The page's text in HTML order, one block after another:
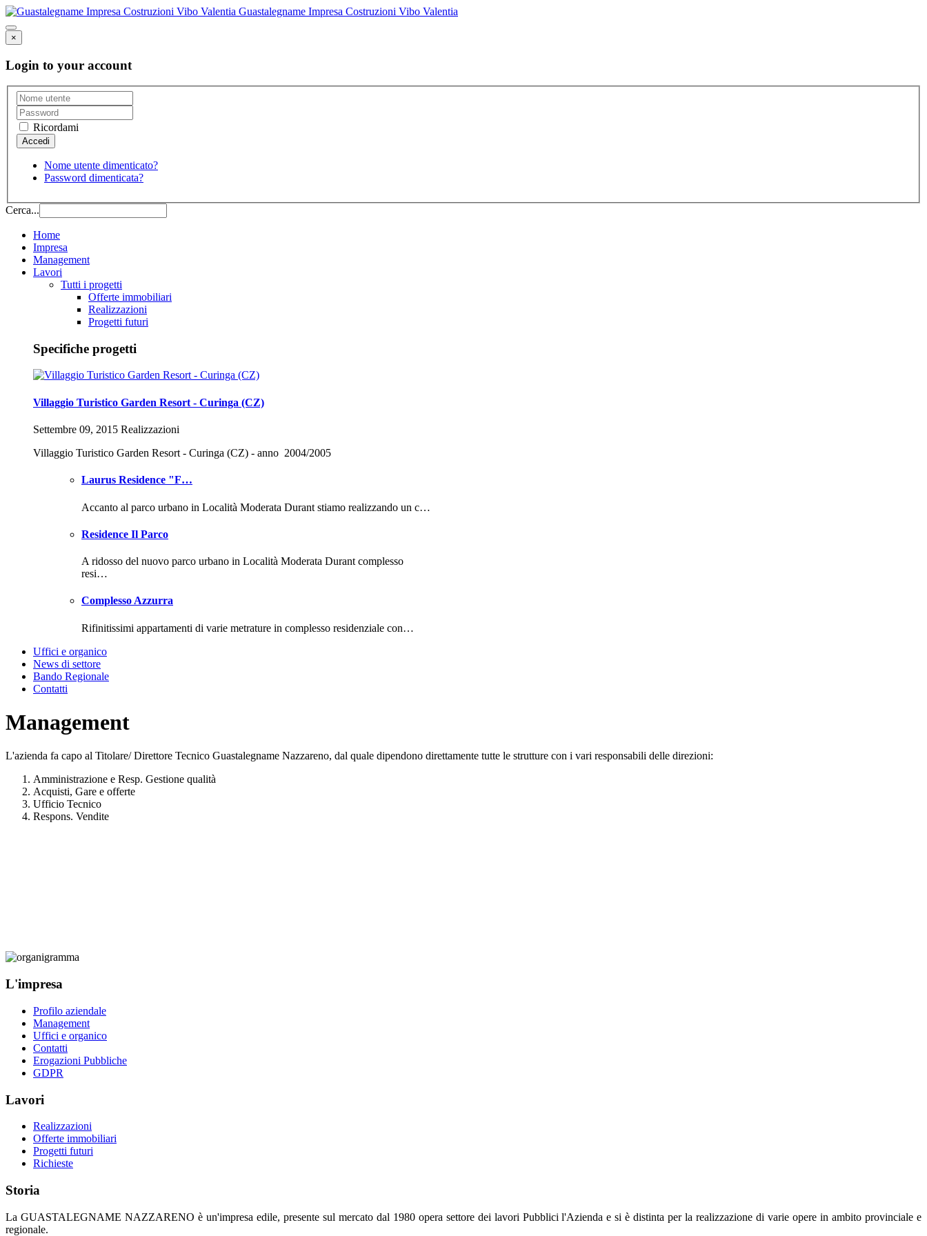
Guastalegname Impresa Costruzioni Vibo Valentia
×
Login to your account
Ricordami
Nome utente dimenticato?
Password dimenticata?
Cerca...
Home
Impresa
Management
Lavori
Tutti i progetti
Offerte immobiliari
Realizzazioni
Progetti futuri
Specifiche progetti
Villaggio Turistico Garden Resort - Curinga (CZ)
Settembre 09, 2015 Realizzazioni
Villaggio Turistico Garden Resort - Curinga (CZ) - anno 2004/2005
Laurus Residence "F…
Accanto al parco urbano in Località Moderata Durant stiamo realizzando un c…
Residence Il Parco
A ridosso del nuovo parco urbano in Località Moderata Durant complesso
resi…
Complesso Azzurra
Rifinitissimi appartamenti di varie metrature in complesso residenziale con…
Uffici e organico
News di settore
Bando Regionale
Contatti
Management
L'azienda fa capo al Titolare/ Direttore Tecnico Guastalegname Nazzareno, dal quale dipendono direttamente tutte le strutture con i vari responsabili delle direzioni:
Amministrazione e Resp. Gestione qualità
Acquisti, Gare e offerte
Ufficio Tecnico
Respons. Vendite
L'impresa
Profilo aziendale
Management
Uffici e organico
Contatti
Erogazioni Pubbliche
GDPR
Lavori
Realizzazioni
Offerte immobiliari
Progetti futuri
Richieste
Storia
La GUASTALEGNAME NAZZARENO è un'impresa edile, presente sul mercato dal 1980 opera settore dei lavori Pubblici l'Azienda e si è distinta per la realizzazione di varie opere in ambito provinciale e
regionale.